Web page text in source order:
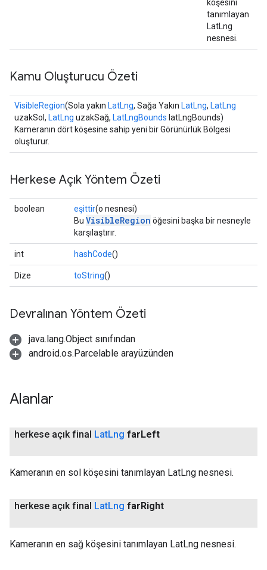
köşesini
tanımlayan
LatLng
nesnesi.
Kamu Oluşturucu Özeti
VisibleRegion(Sola yakın LatLng, Sağa Yakın LatLng, LatLng
uzakSol, LatLng uzakSağ, LatLngBounds latLngBounds)
Kameranın dört köşesine sahip yeni bir Görünürlük Bölgesi
oluşturur.
Herkese Açık Yöntem Özeti
boolean eşittir(o nesnesi)
Bu VisibleRegion öğesini başka bir nesneyle
karşılaştırır.
int hashCode()
Dize toString()
Devralınan Yöntem Özeti
java.lang.Object sınıfından
android.os.Parcelable arayüzünden
Alanlar
herkese açık final LatLng farLeft
Kameranın en sol köşesini tanımlayan LatLng nesnesi.
herkese açık final LatLng farRight
Kameranın en sağ köşesini tanımlayan LatLng nesnesi.